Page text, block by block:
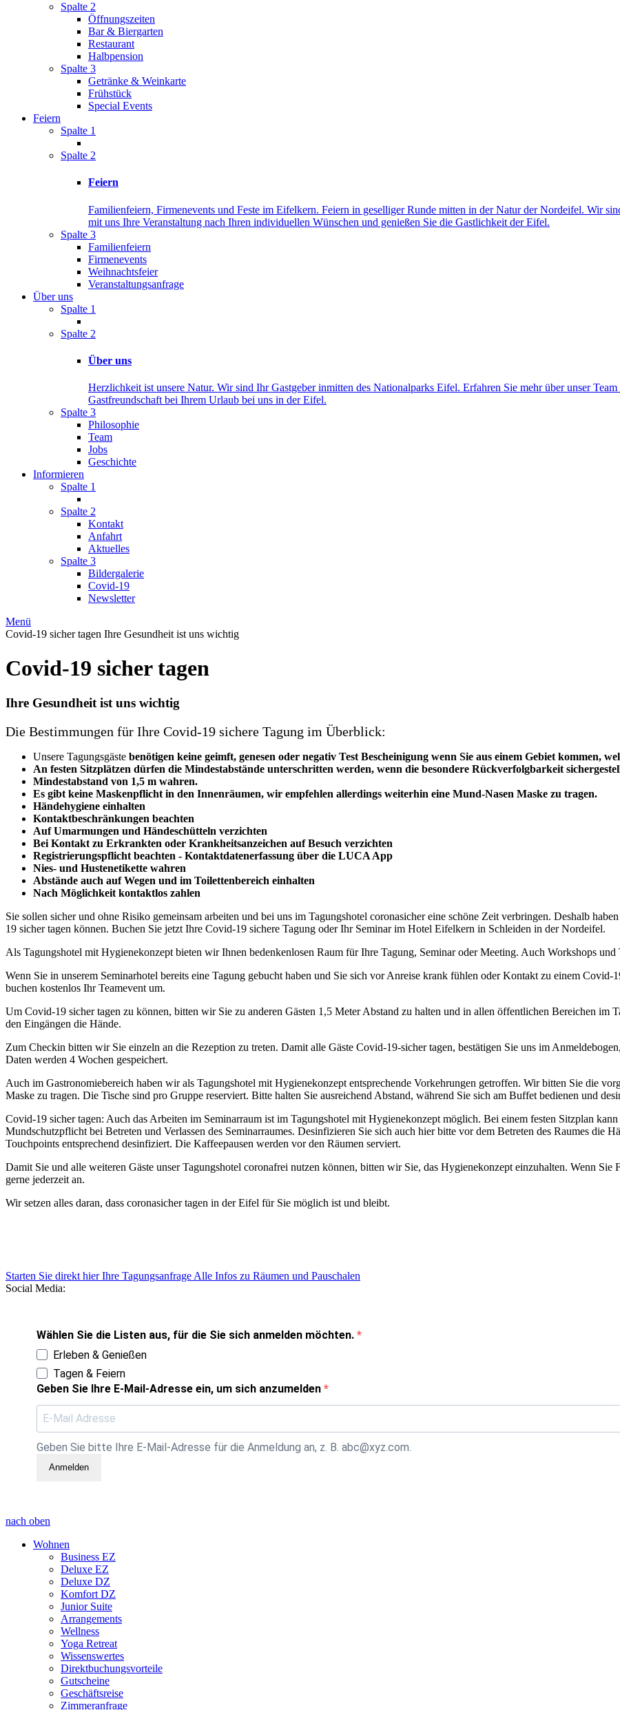
Spalte 2
Öffnungszeiten
Bar & Biergarten
Restaurant
Halbpension
Spalte 3
Getränke & Weinkarte
Frühstück
Special Events
Feiern
Spalte 1
Spalte 2
Feiern
Familienfeiern, Firmenevents und Feste im Eifelkern. Feiern in geselliger Runde mitten in der Natur der Nordeifel. Wir
mit uns Ihre Veranstaltung nach Ihren individuellen Wünschen und genießen Sie die Gastlichkeit der Eifel.
Spalte 3
Familienfeiern
Firmenevents
Weihnachtsfeier
Veranstaltungsanfrage
Über uns
Spalte 1
Spalte 2
Über uns
Herzlichkeit ist unsere Natur. Wir sind Ihr Gastgeber inmitten des Nationalparks Eifel. Erfahren Sie mehr über unser
Gastfreundschaft bei Ihrem Urlaub bei uns in der Eifel.
Spalte 3
Philosophie
Team
Jobs
Geschichte
Informieren
Spalte 1
Spalte 2
Kontakt
Anfahrt
Aktuelles
Spalte 3
Bildergalerie
Covid-19
Newsletter
Menü
Covid-19 sicher tagen Ihre Gesundheit ist uns wichtig
Covid-19 sicher tagen
Ihre Gesundheit ist uns wichtig
Die Bestimmungen für Ihre Covid-19 sichere Tagung im Überblick:
Unsere Tagungsgäste benötigen keine geimft, genesen oder negativ Test Bescheinigung wenn Sie aus einem Gebiet kommen,
An festen Sitzplätzen dürfen die Mindestabstände unterschritten werden, wenn die besondere Rückverfolgbarkeit
Mindestabstand von 1,5 m wahren.
Es gibt keine Maskenpflicht in den Innenräumen, wir empfehlen allerdings weiterhin eine Mund-Nasen Maske zu tragen.
Händehygiene einhalten
Kontaktbeschränkungen beachten
Auf Umarmungen und Händeschütteln verzichten
Bei Kontakt zu Erkrankten oder Krankheitsanzeichen auf Besuch verzichten
Registrierungspflicht beachten - Kontaktdatenerfassung über die LUCA App
Nies- und Hustenetikette wahren
Abstände auch auf Wegen und im Toilettenbereich einhalten
Nach Möglichkeit kontaktlos zahlen
Sie sollen sicher und ohne Risiko gemeinsam arbeiten und bei uns im Tagungshotel coronasicher eine schöne Zeit verbringen. Deshalb
19 sicher tagen können. Buchen Sie jetzt Ihre Covid-19 sichere Tagung oder Ihr Seminar im Hotel Eifelkern in Schleiden in der Nordeifel.
Als Tagungshotel mit Hygienekonzept bieten wir Ihnen bedenkenlosen Raum für Ihre Tagung, Seminar oder Meeting. Auch Workshops
Wenn Sie in unserem Seminarhotel bereits eine Tagung gebucht haben und Sie sich vor Anreise krank fühlen oder Kontakt zu einem
buchen kostenlos Ihr Teamevent um.
Um Covid-19 sicher tagen zu können, bitten wir Sie zu anderen Gästen 1,5 Meter Abstand zu halten und in allen öffentlichen Bereichen im
den Eingängen die Hände.
Zum Checkin bitten wir Sie einzeln an die Rezeption zu treten. Damit alle Gäste Covid-19-sicher tagen, bestätigen Sie uns im
Daten werden 4 Wochen gespeichert.
Auch im Gastronomiebereich haben wir als Tagungshotel mit Hygienekonzept entsprechende Vorkehrungen getroffen. Wir bitten Sie die
Maske zu tragen. Die Tische sind pro Gruppe reserviert. Bitte halten Sie ausreichend Abstand, während Sie sich am Buffet bedienen und
Covid-19 sicher tagen: Auch das Arbeiten im Seminarraum ist im Tagungshotel mit Hygienekonzept möglich. Bei einem festen Sitzplan
Mundschutzpflicht bei Betreten und Verlassen des Seminarraumes. Desinfizieren Sie sich auch hier bitte vor dem Betreten des Raumes die
Touchpoints entsprechend desinfiziert. Die Kaffeepausen werden vor den Räumen serviert.
Damit Sie und alle weiteren Gäste unser Tagungshotel coronafrei nutzen können, bitten wir Sie, das Hygienekonzept einzuhalten. Wenn Sie
gerne jederzeit an.
Wir setzen alles daran, dass coronasicher tagen in der Eifel für Sie möglich ist und bleibt.
Starten Sie direkt hier Ihre Tagungsanfrage Alle Infos zu Räumen und Pauschalen
Social Media:
Wählen Sie die Listen aus, für die Sie sich anmelden möchten.
Erleben & Genießen
Tagen & Feiern
Geben Sie Ihre E-Mail-Adresse ein, um sich anzumelden
Geben Sie bitte Ihre E-Mail-Adresse für die Anmeldung an, z. B. abc@xyz.com.
Anmelden
nach oben
Wohnen
Business EZ
Deluxe EZ
Deluxe DZ
Komfort DZ
Junior Suite
Arrangements
Wellness
Yoga Retreat
Wissenswertes
Direktbuchungsvorteile
Gutscheine
Geschäftsreise
Zimmeranfrage